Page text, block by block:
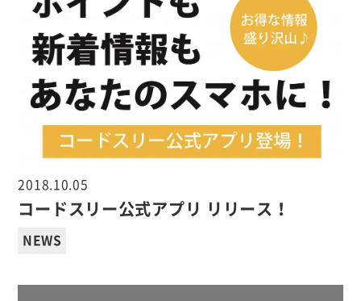
2018.10.05
コードスリー公式アプリ リリース！
NEWS